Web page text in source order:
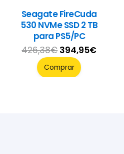
Seagate FireCuda
530 NVMe SSD 2 TB
para PS5/PC
426,38€El
precio
original
394,95€El
Comprar